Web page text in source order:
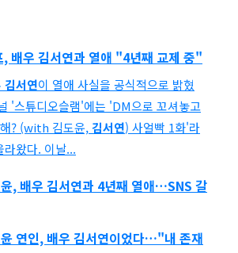
배우 김서연과 열애 "4년째 교제 중"
김서연이 열애 사실을 공식적으로 밝혔
'스튜디오슬램'에는 'DM으로 꼬셔놓고
? (with 김도윤,김서연) 사얼빡 1화'라
라왔다. 이날...
, 배우 김서연과 4년째 열애…SNS 갈
연인, 배우 김서연이었다…"내 존재